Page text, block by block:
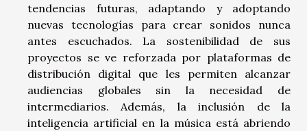
tendencias futuras, adaptando y adoptando
nuevas tecnologías para crear sonidos nunca
antes escuchados. La sostenibilidad de sus
proyectos se ve reforzada por plataformas de
distribución digital que les permiten alcanzar
audiencias globales sin la necesidad de
intermediarios. Además, la inclusión de la
inteligencia artificial en la música está abriendo